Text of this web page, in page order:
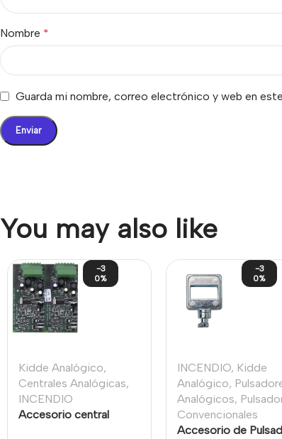
Nombre *
Guarda mi nombre, correo electrónico y web en
You may also like
-3
0%
Kidde Analógico,
Centrales Analógicas,
INCENDIO
Accesorio central
-3
0%
INCENDIO, Kidde
Analógico,
Analógicos,
Convencionales
Accesorio de